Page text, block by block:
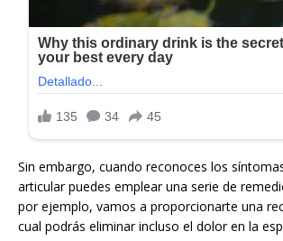
Sin embargo, cuando reconoces los
articular puedes emplear una serie de
por ejemplo, vamos a proporcionarte una
cual podrás eliminar incluso el dolor en la